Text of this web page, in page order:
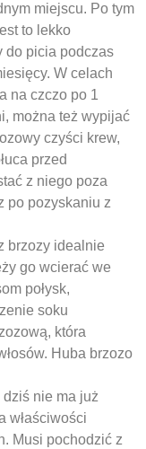
miejscu. Po tym
to lekko
do picia podczas
W celach
na czczo po 1
można też wypijać
czyści krew,
przed
z niego poza
po pozyskaniu z
brzozy idealnie
go wcierać we
połysk,
soku
która
Huba brzozo
nie ma już
właściwości
Musi pochodzić z